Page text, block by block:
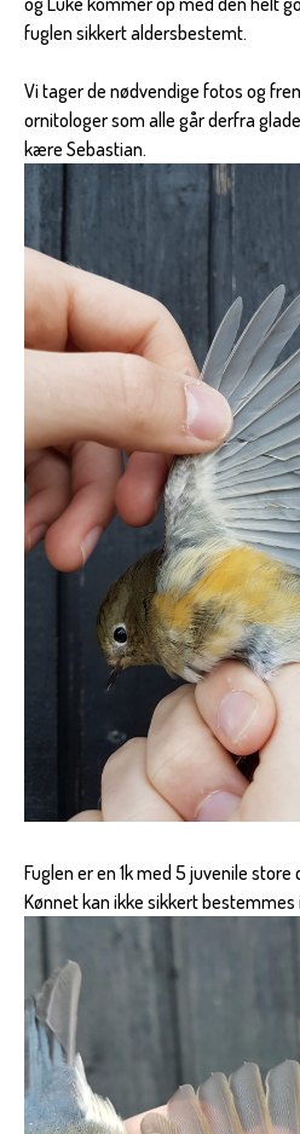
fuglen sikkert aldersbestemt.
Vi tager de nødvendige fotos og
ornitologer som alle går derfra
kære Sebastian.
Fuglen er en 1k med 5 juvenile
Kønnet kan ikke sikkert bestemmes